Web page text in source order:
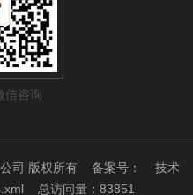
信咨询
公司 版权所有 备案号：
技术
总访问量：83851